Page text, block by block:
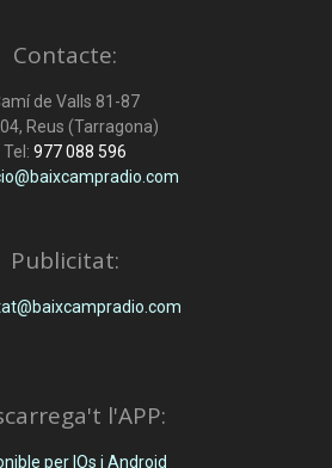
Contacte:
de Valls 81-87
Reus (Tarragona)
Tel: 977 088 596
Publicitat:
l'APP:
per IOs i Android